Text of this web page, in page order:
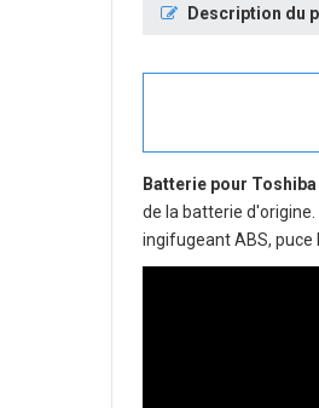
Description du
Batterie pour
de la batterie
ingifugeant ABS, puce